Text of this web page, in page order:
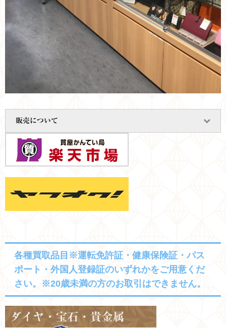
販売について
各種買取品目※運転免許証・健康保険証・パス
ポート・外国人登録証のいずれかをご用意くだ
さい。※20歳未満の方のお取引はできません。